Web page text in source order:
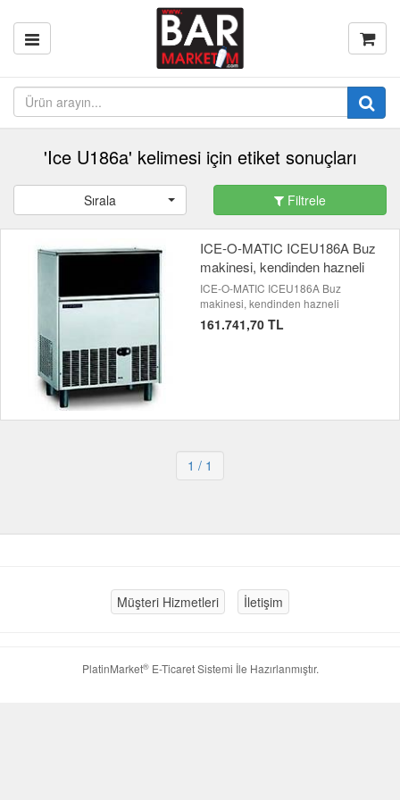
'Ice U186a' kelimesi için etiket sonuçları
Sırala Filtrele
ICE-O-MATIC ICEU186A Buz
makinesi, kendinden hazneli
ICE-O-MATIC ICEU186A Buz
makinesi, kendinden hazneli
161.741,70 TL
1 / 1
Müşteri Hizmetleri İletişim
PlatinMarket®E-Ticaret Sistemi İle Hazırlanmıştır.